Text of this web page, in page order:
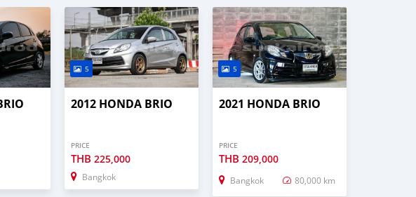
5
2012 HONDA BRIO
PRICE
THB 225,000
Bangkok
5
2021 HONDA BRIO
PRICE
THB 209,000
Bangkok 80,000 km